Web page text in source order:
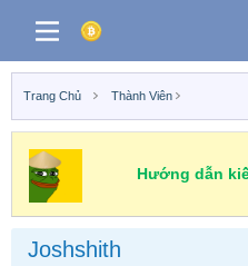
Trang Chủ Thành Viên
Hướng dẫn
Joshshith